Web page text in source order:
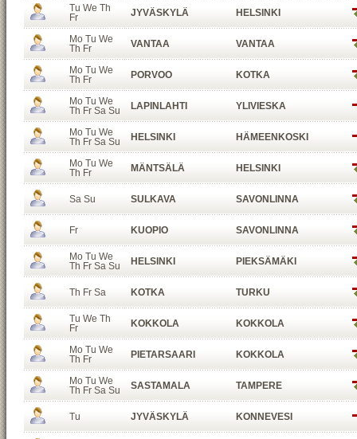
Tu We Th
Fr
JYVÄSKYLÄ HELSINKI
Mo Tu We
Th Fr
VANTAA VANTAA
Mo Tu We
Th Fr
PORVOO KOTKA
Mo Tu We
Th Fr Sa Su
LAPINLAHTI YLIVIESKA
Mo Tu We
Th Fr Sa Su
HELSINKI HÄMEENKOSKI
Mo Tu We
Th Fr
MÄNTSÄLÄ HELSINKI
Sa Su SULKAVA SAVONLINNA
Fr KUOPIO SAVONLINNA
Mo Tu We
Th Fr Sa Su
HELSINKI PIEKSÄMÄKI
Th Fr Sa KOTKA TURKU
Tu We Th
Fr
KOKKOLA KOKKOLA
Mo Tu We
Th Fr
PIETARSAARI KOKKOLA
Mo Tu We
Th Fr Sa Su
SASTAMALA TAMPERE
Tu JYVÄSKYLÄ KONNEVESI